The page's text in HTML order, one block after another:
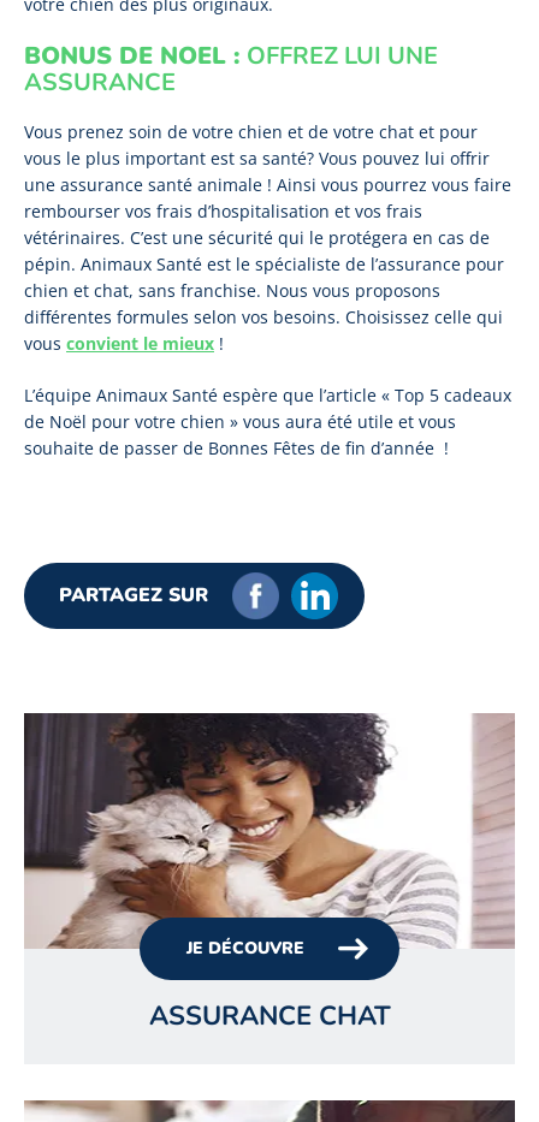
BONUS DE NOEL : OFFREZ LUI UNE
ASSURANCE
Vous prenez soin de votre chien et de votre chat et pour
vous le plus important est sa santé? Vous pouvez lui offrir
une assurance santé animale ! Ainsi vous pourrez vous faire
rembourser vos frais d’hospitalisation et vos frais
vétérinaires. C’est une sécurité qui le protégera en cas de
pépin. Animaux Santé est le spécialiste de l’assurance pour
chien et chat, sans franchise. Nous vous proposons
différentes formules selon vos besoins. Choisissez celle qui
vous convient le mieux !
L’équipe Animaux Santé espère que l’article « Top 5 cadeaux
de Noël pour votre chien » vous aura été utile et vous
souhaite de passer de Bonnes Fêtes de fin d’année !
PARTAGEZ SUR
JE DÉCOUVRE
ASSURANCE CHAT